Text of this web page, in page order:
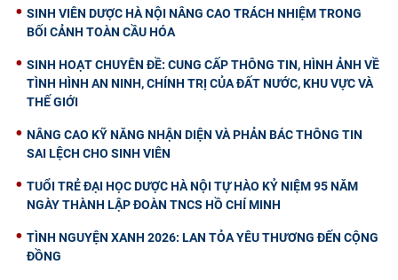
SINH VIÊN DƯỢC HÀ NỘI NÂNG CAO TRÁCH NHIỆM TRONG
BỐI CẢNH TOÀN CẦU HÓA
SINH HOẠT CHUYÊN ĐỀ: CUNG CẤP THÔNG TIN, HÌNH ẢNH VỀ
TÌNH HÌNH AN NINH, CHÍNH TRỊ CỦA ĐẤT NƯỚC, KHU VỰC VÀ
THẾ GIỚI
NÂNG CAO KỸ NĂNG NHẬN DIỆN VÀ PHẢN BÁC THÔNG TIN
SAI LỆCH CHO SINH VIÊN
TUỔI TRẺ ĐẠI HỌC DƯỢC HÀ NỘI TỰ HÀO KỶ NIỆM 95 NĂM
NGÀY THÀNH LẬP ĐOÀN TNCS HỒ CHÍ MINH
TÌNH NGUYỆN XANH 2026: LAN TỎA YÊU THƯƠNG ĐẾN CỘNG
ĐỒNG